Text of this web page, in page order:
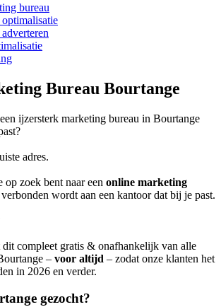
bureau
Bureau Bourtange
ijzersterk marketing bureau in Bourtange
adres.
zoek bent naar een online marketing
verbonden wordt aan een kantoor dat bij je past.
compleet gratis & onafhankelijk van alle
– voor altijd – zodat onze klanten het
in 2026 en verder.
gezocht?